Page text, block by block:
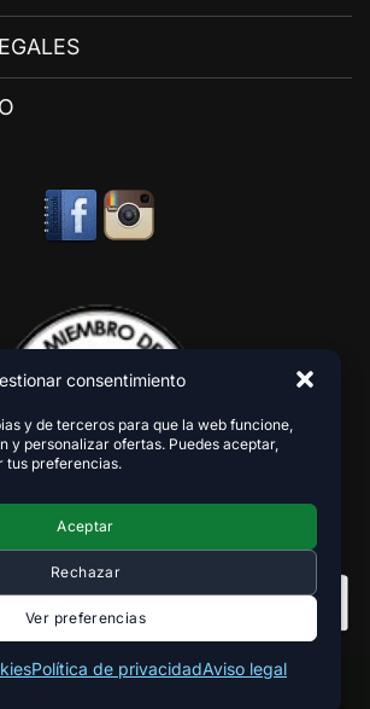
consentimiento
y de terceros para que la web funcione,
y personalizar ofertas. Puedes aceptar,
tus preferencias.
Aceptar
Rechazar
Ver preferencias
Política de privacidadAviso legal
2018-2026 - VaperZone ®